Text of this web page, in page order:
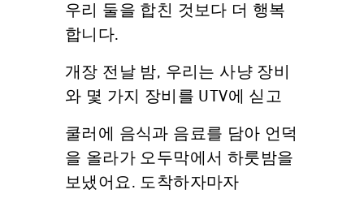
우리 둘을 합친 것보다 더 행복
합니다.
개장 전날 밤, 우리는 사냥 장비
와 몇 가지 장비를 UTV에 싣고
쿨러에 음식과 음료를 담아 언덕
을 올라가 오두막에서 하룻밤을
보냈어요. 도착하자마자